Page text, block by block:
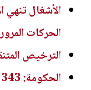
الأشغال تنهي
الحركات
الترخيص